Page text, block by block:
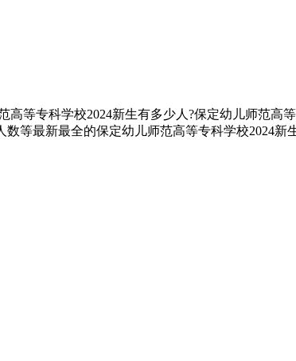
等专科学校2024新生有多少人?保定幼儿师范高
等最新最全的保定幼儿师范高等专科学校2024新